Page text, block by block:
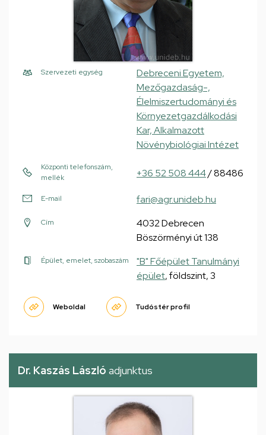
Szervezeti egység
Debreceni Egyetem,
Mezőgazdaság-,
Élelmiszertudományi és
Környezetgazdálkodási
Kar, Alkalmazott
Növénybiológiai Intézet
Központi telefonszám,
mellék
+36 52 508 444/ 88486
E-mail fari@agr.unideb.hu
Cím
4032 Debrecen
Böszörményi út 138
Épület, emelet, szobaszám
"B" Főépület Tanulmányi
épület, földszint, 3
Weboldal Tudóstér profil
Dr. Kaszás László adjunktus